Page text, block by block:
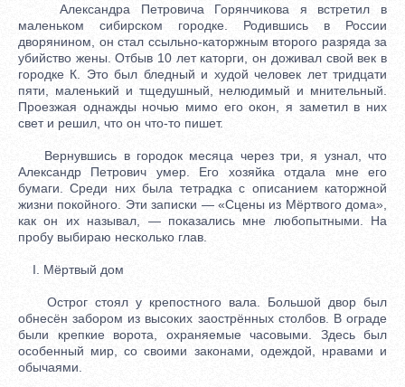
Александра Петровича Горянчикова я встретил в
маленьком сибирском городке. Родившись в России
дворянином, он стал ссыльно-каторжным второго разряда за
убийство жены. Отбыв 10 лет каторги, он доживал свой век в
городке К. Это был бледный и худой человек лет тридцати
пяти, маленький и тщедушный, нелюдимый и мнительный.
Проезжая однажды ночью мимо его окон, я заметил в них
свет и решил, что он что-то пишет.
Вернувшись в городок месяца через три, я узнал, что
Александр Петрович умер. Его хозяйка отдала мне его
бумаги. Среди них была тетрадка с описанием каторжной
жизни покойного. Эти записки — «Сцены из Мёртвого дома»,
как он их называл, — показались мне любопытными. На
пробу выбираю несколько глав.
I. Мёртвый дом
Острог стоял у крепостного вала. Большой двор был
обнесён забором из высоких заострённых столбов. В ограде
были крепкие ворота, охраняемые часовыми. Здесь был
особенный мир, со своими законами, одеждой, нравами и
обычаями.